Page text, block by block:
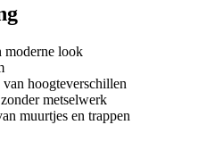
moderne look
hoogteverschillen
metselwerk
muurtjes en trappen